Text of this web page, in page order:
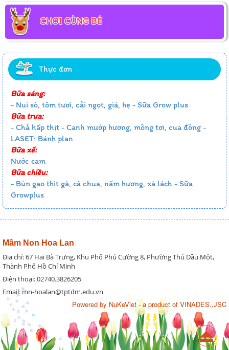
CHƠI CÙNG BÉ
Thực đơn
Bữa sáng:
- Nui sò, tôm tươi, cải ngọt, giá, hẹ - Sữa Grow plus
Bữa trưa:
- Chả hấp thịt - Canh mướp hương, mồng tơi, cua đồng -
LASET: Bánh plan
Bữa xế:
Nước cam
Bữa chiều:
- Bún gạo thịt gà, cà chua, nấm hương, xà lách - Sữa
Growplus
Mầm Non Hoa Lan
Địa chỉ: 67 Hai Bà Trưng, Khu Phố Phú Cường 8, Phường Thủ Dầu Một,
Thành Phố Hồ Chí Minh
Điện thoại: 02740.3826205
Email: mn-hoalan@tptdm.edu.vn
Powered by NuKeViet- a product of VINADES.,JSC